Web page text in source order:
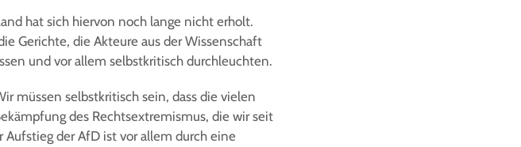
hat sich hiervon noch lange nicht erholt.
Gerichte, die Akteure aus der Wissenschaft
und vor allem selbstkritisch durchleuchten.
müssen selbstkritisch sein, dass die vielen
des Rechtsextremismus, die wir seit
der AfD ist vor allem durch eine